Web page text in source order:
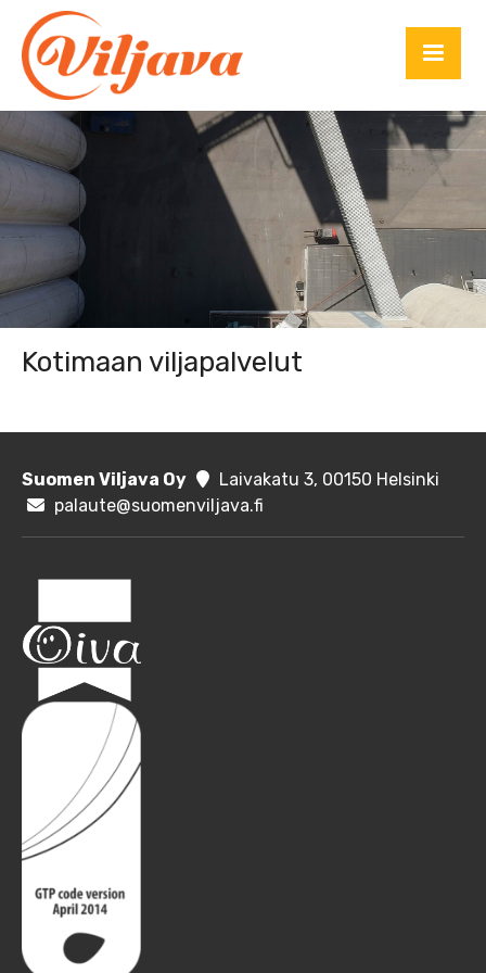
Kotimaan viljapalvelut
Suomen Viljava Oy
Laivakatu 3, 00150 Helsinki
palaute@suomenviljava.fi